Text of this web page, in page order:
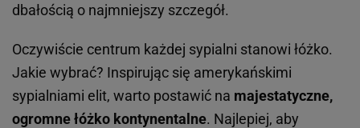
dbałością o najmniejszy szczegół.
Oczywiście centrum każdej sypialni stanowi łóżko.
Jakie wybrać? Inspirując się amerykańskimi
sypialniami elit, warto postawić na majestatyczne,
ogromne łóżko kontynentalne. Najlepiej, aby